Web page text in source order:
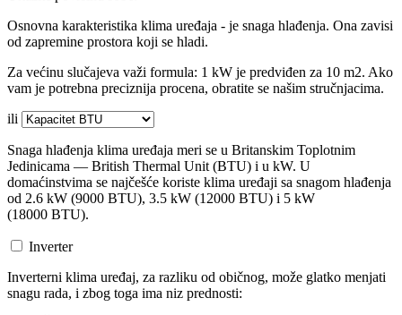
Osnovna karakteristika klima uređaja - je snaga hlađenja. Ona zavisi
od zapremine prostora koji se hladi.
Za većinu slučajeva važi formula: 1 kW je predviđen za 10 m2. Ako
vam je potrebna preciznija procena, obratite se našim stručnjacima.
ili
Snaga hlađenja klima uređaja meri se u Britanskim Toplotnim
Jedinicama — British Thermal Unit (BTU) i u kW. U
domaćinstvima se najčešće koriste klima uređaji sa snagom hlađenja
od 2.6 kW (9000 BTU), 3.5 kW (12000 BTU) i 5 kW
(18000 BTU).
Inverter
Inverterni klima uređaj, za razliku od običnog, može glatko menjati
snagu rada, i zbog toga ima niz prednosti: